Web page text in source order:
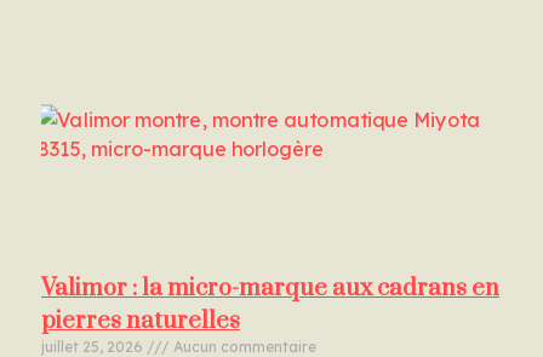
Valimor : la micro-marque aux cadrans en
pierres naturelles
juillet 25, 2026 Aucun commentaire